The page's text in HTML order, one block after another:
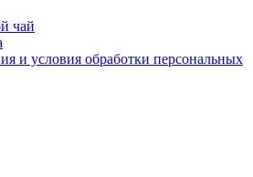
чай
и условия обработки персональных